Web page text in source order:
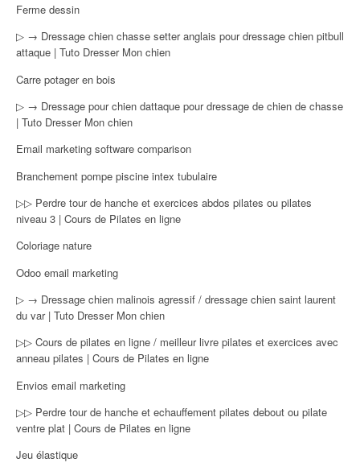
Ferme dessin
▷ → Dressage chien chasse setter anglais pour dressage chien pitbull
attaque | Tuto Dresser Mon chien
Carre potager en bois
▷ → Dressage pour chien dattaque pour dressage de chien de chasse
| Tuto Dresser Mon chien
Email marketing software comparison
Branchement pompe piscine intex tubulaire
▷▷ Perdre tour de hanche et exercices abdos pilates ou pilates
niveau 3 | Cours de Pilates en ligne
Coloriage nature
Odoo email marketing
▷ → Dressage chien malinois agressif / dressage chien saint laurent
du var | Tuto Dresser Mon chien
▷▷ Cours de pilates en ligne / meilleur livre pilates et exercices avec
anneau pilates | Cours de Pilates en ligne
Envios email marketing
▷▷ Perdre tour de hanche et echauffement pilates debout ou pilate
ventre plat | Cours de Pilates en ligne
Jeu élastique